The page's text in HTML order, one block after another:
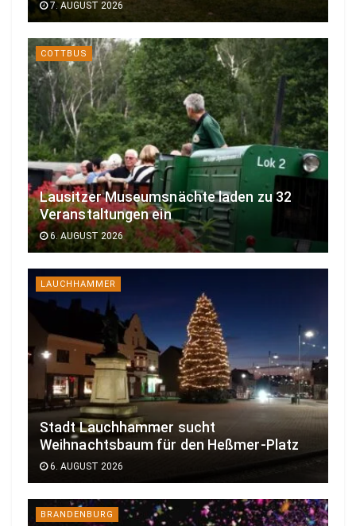
7. AUGUST 2026
COTTBUS
Lausitzer Museumsnächte laden zu 32
Veranstaltungen ein
6. AUGUST 2026
LAUCHHAMMER
Stadt Lauchhammer sucht
Weihnachtsbaum für den Heßmer-Platz
6. AUGUST 2026
BRANDENBURG